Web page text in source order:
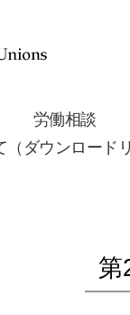
労働相談
ダウンロードリ
第